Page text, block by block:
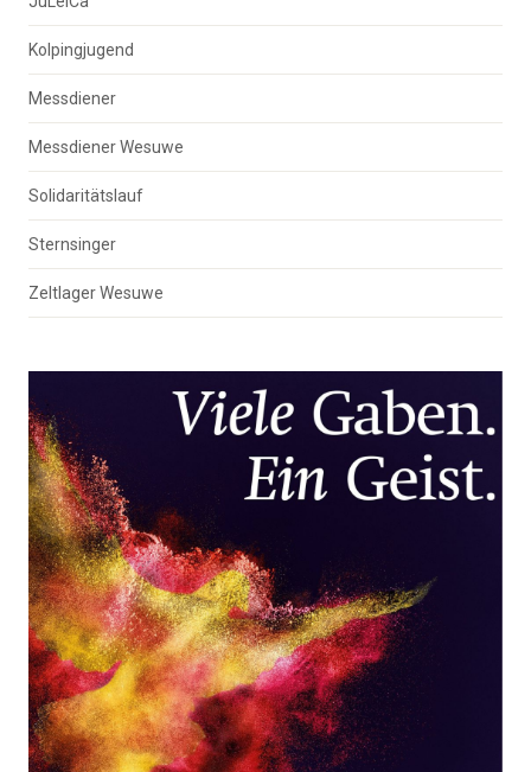
Kolpingjugend
Messdiener
Messdiener Wesuwe
Solidaritätslauf
Sternsinger
Zeltlager Wesuwe